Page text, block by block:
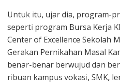
Untuk itu, ujar dia, program-
seperti program Bursa Kerja
Center of Excellence Sekolah
Gerakan Pernikahan Masal
benar-benar berwujud dan
ribuan kampus vokasi, SMK,